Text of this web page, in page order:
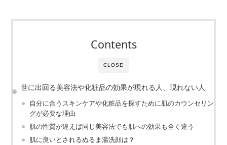
CLOSE
Contents
世に出回る美容法や化粧品の効果が現れる人、現れない人
自分に合うスキンケアや化粧品を探すために肌のカウンセリン
グが必要な理由
肌の性質が違えば同じ美容法でも肌への効果も全く違う
肌に良いとされるぬるま湯洗顔は？